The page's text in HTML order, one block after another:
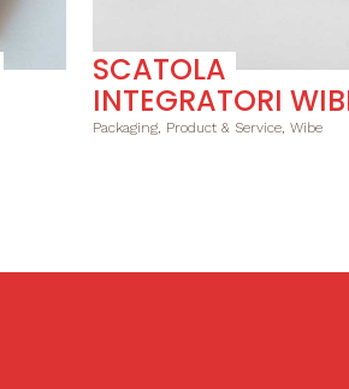
SCATOLA
INTEGRATORI
Packaging, Product & Service, Wibe